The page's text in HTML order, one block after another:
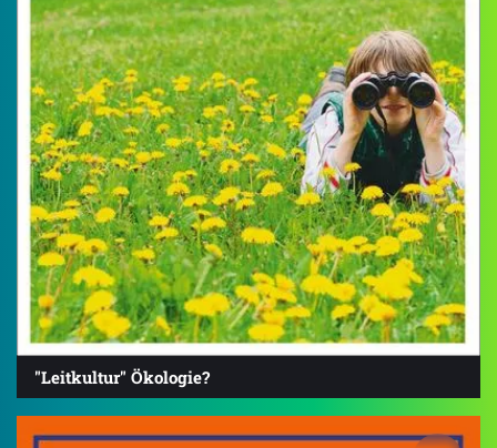
"Leitkultur" Ökologie?